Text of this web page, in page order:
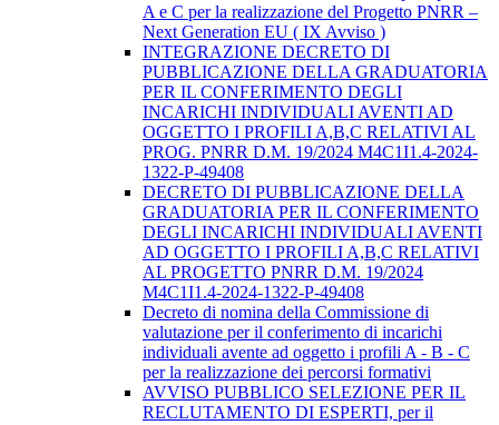
A e C per la realizzazione del Progetto PNRR –
Next Generation EU ( IX Avviso )
INTEGRAZIONE DECRETO DI
PUBBLICAZIONE DELLA GRADUATORIA
PER IL CONFERIMENTO DEGLI
INCARICHI INDIVIDUALI AVENTI AD
OGGETTO I PROFILI A,B,C RELATIVI AL
PROG. PNRR D.M. 19/2024 M4C1I1.4-2024-
1322-P-49408
DECRETO DI PUBBLICAZIONE DELLA
GRADUATORIA PER IL CONFERIMENTO
DEGLI INCARICHI INDIVIDUALI AVENTI
AD OGGETTO I PROFILI A,B,C RELATIVI
AL PROGETTO PNRR D.M. 19/2024
M4C1I1.4-2024-1322-P-49408
Decreto di nomina della Commissione di
valutazione per il conferimento di incarichi
individuali avente ad oggetto i profili A - B - C
per la realizzazione dei percorsi formativi
AVVISO PUBBLICO SELEZIONE PER IL
RECLUTAMENTO DI ESPERTI, per il